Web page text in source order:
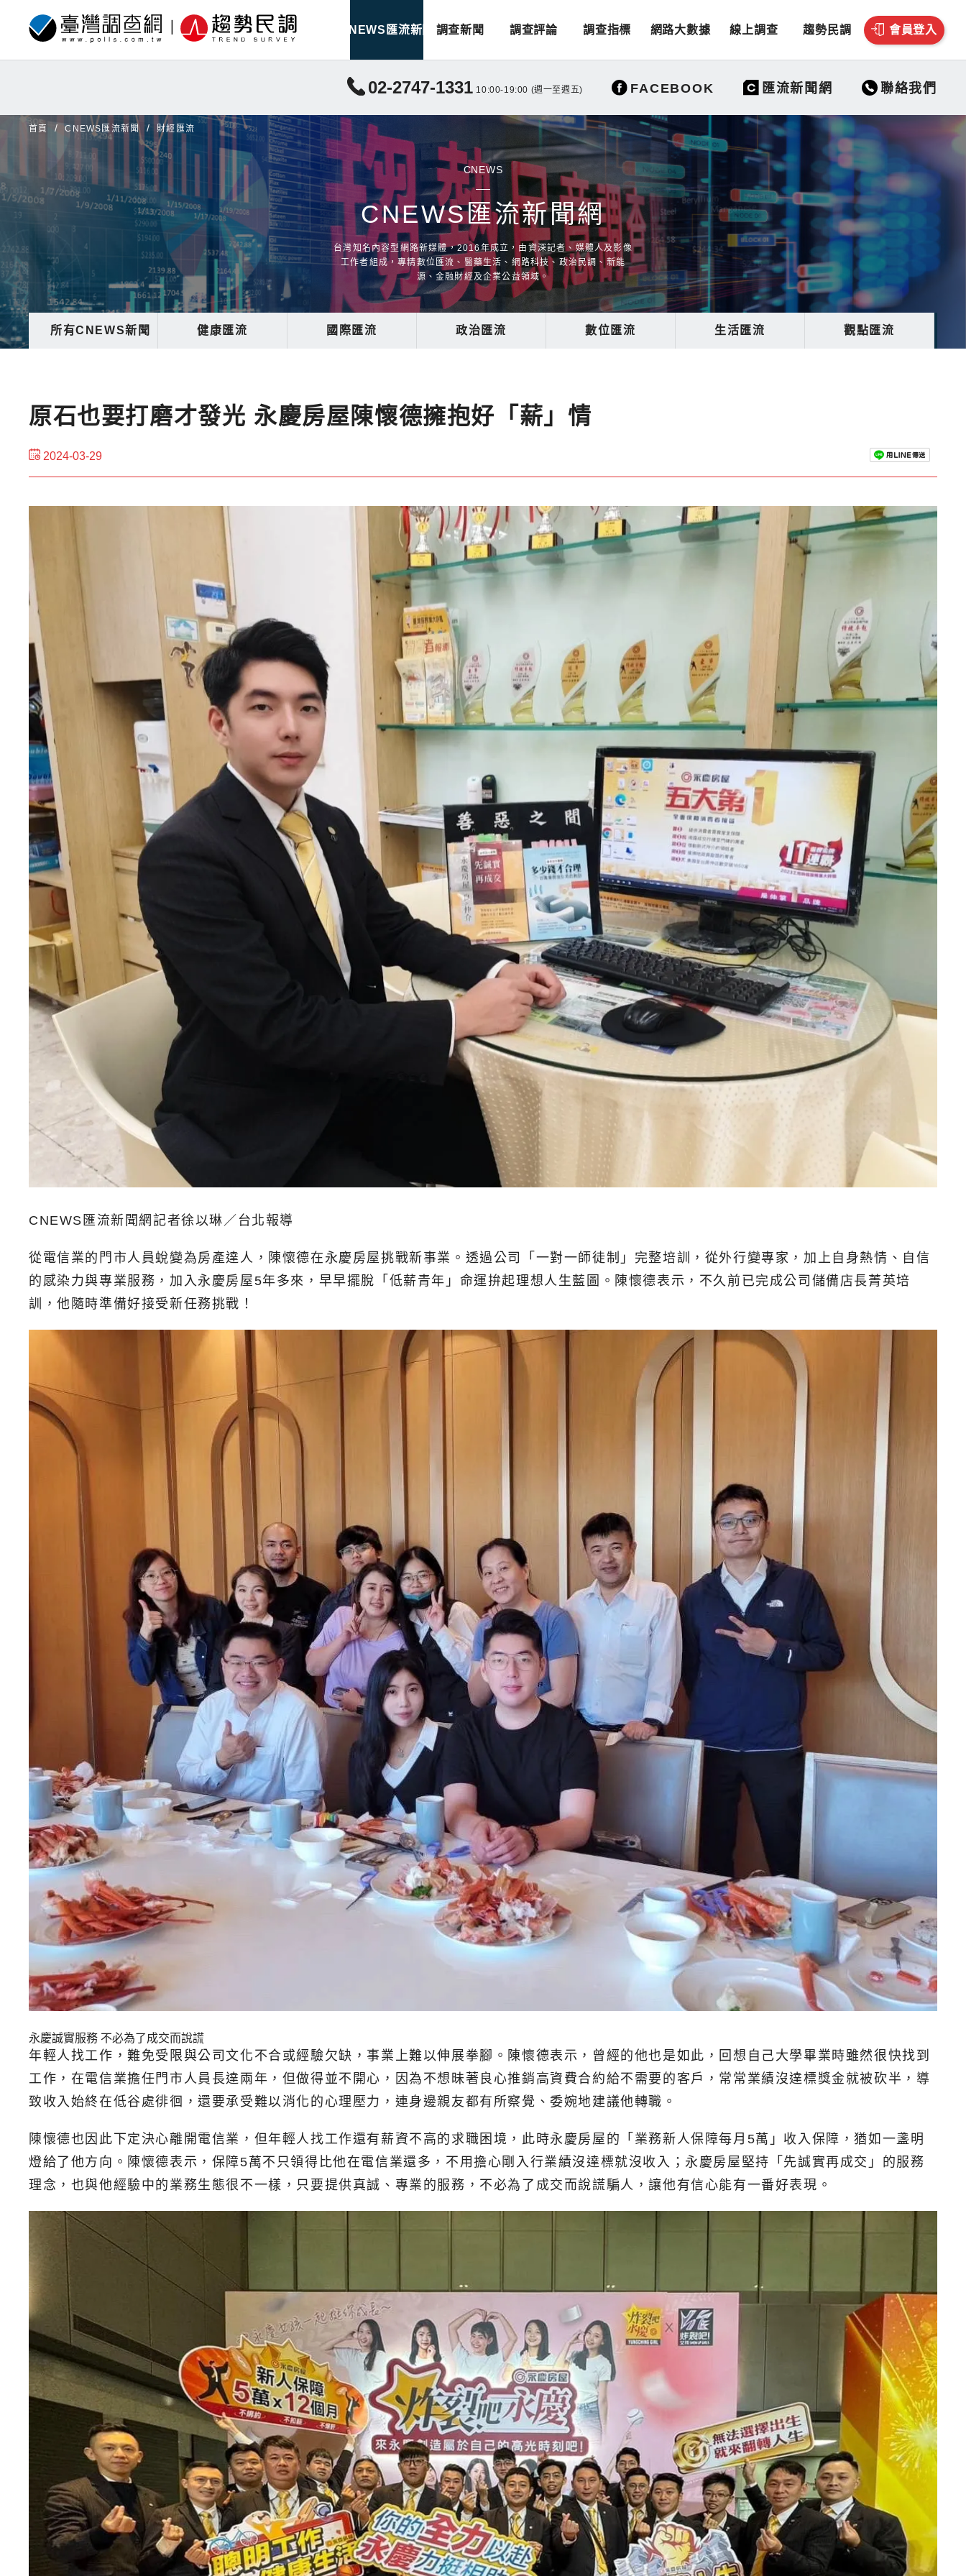
CNEWS匯流新聞 調查新聞 調查評論 調查指標 網路大數據 線上調查 趨勢民調 會員登入
02-2747-1331 10:00-19:00 (週一至週五) FACEBOOK 匯流新聞網 聯絡我們
首頁 CNEWS匯流新聞 財經匯流
CNEWS
CNEWS匯流新聞網
台灣知名內容型網路新媒體，2016年成立，由資深記者、媒體人及影像
工作者組成，專精數位匯流、醫藥生活、網路科技、政治民調、新能
源、金融財經及企業公益領域。
所有CNEWS新聞 健康匯流 國際匯流 政治匯流 數位匯流 生活匯流 觀點匯流
原石也要打磨才發光 永慶房屋陳懷德擁抱好「薪」情
2024-03-29
CNEWS匯流新聞網記者徐以琳／台北報導
從電信業的門市人員蛻變為房產達人，陳懷德在永慶房屋挑戰新事業。透過公司「一對一師徒制」完整培訓，從外行變專家，加上自身熱情、自信
的感染力與專業服務，加入永慶房屋5年多來，早早擺脫「低薪青年」命運拚起理想人生藍圖。陳懷德表示，不久前已完成公司儲備店長菁英培
訓，他隨時準備好接受新任務挑戰！
永慶誠實服務 不必為了成交而說謊
年輕人找工作，難免受限與公司文化不合或經驗欠缺，事業上難以伸展拳腳。陳懷德表示，曾經的他也是如此，回想自己大學畢業時雖然很快找到
工作，在電信業擔任門市人員長達兩年，但做得並不開心，因為不想昧著良心推銷高資費合約給不需要的客戶，常常業績沒達標獎金就被砍半，導
致收入始終在低谷處徘徊，還要承受難以消化的心理壓力，連身邊親友都有所察覺、委婉地建議他轉職。
陳懷德也因此下定決心離開電信業，但年輕人找工作還有薪資不高的求職困境，此時永慶房屋的「業務新人保障每月5萬」收入保障，猶如一盞明
燈給了他方向。陳懷德表示，保障5萬不只領得比他在電信業還多，不用擔心剛入行業績沒達標就沒收入；永慶房屋堅持「先誠實再成交」的服務
理念，也與他經驗中的業務生態很不一樣，只要提供真誠、專業的服務，不必為了成交而說謊騙人，讓他有信心能有一番好表現。